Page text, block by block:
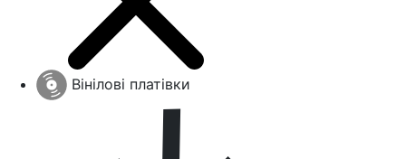
Вінілові платівки